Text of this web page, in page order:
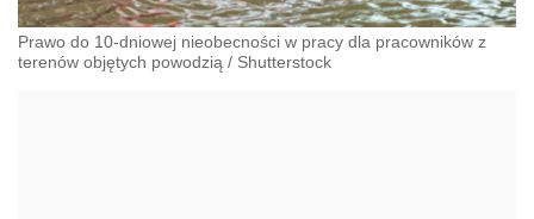
Prawo do 10-dniowej nieobecności w pracy dla pracowników z
terenów objętych powodzią / Shutterstock